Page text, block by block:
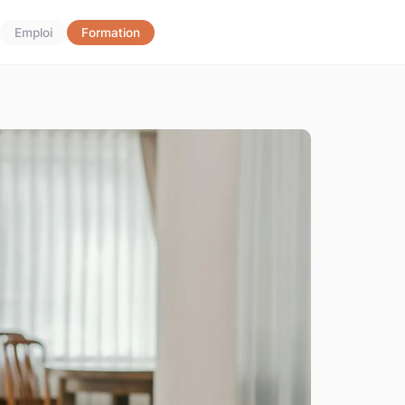
Emploi Formation